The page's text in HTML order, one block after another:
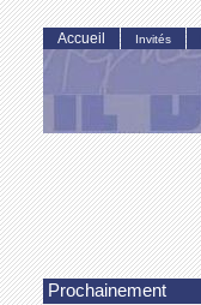
Accueil Invités
Prochainement